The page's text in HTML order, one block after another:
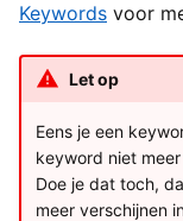
Keywords voor
Let op
Eens je een
keyword niet
Doe je dat toch,
meer verschijnen